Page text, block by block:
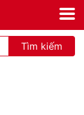
Tìm kiếm